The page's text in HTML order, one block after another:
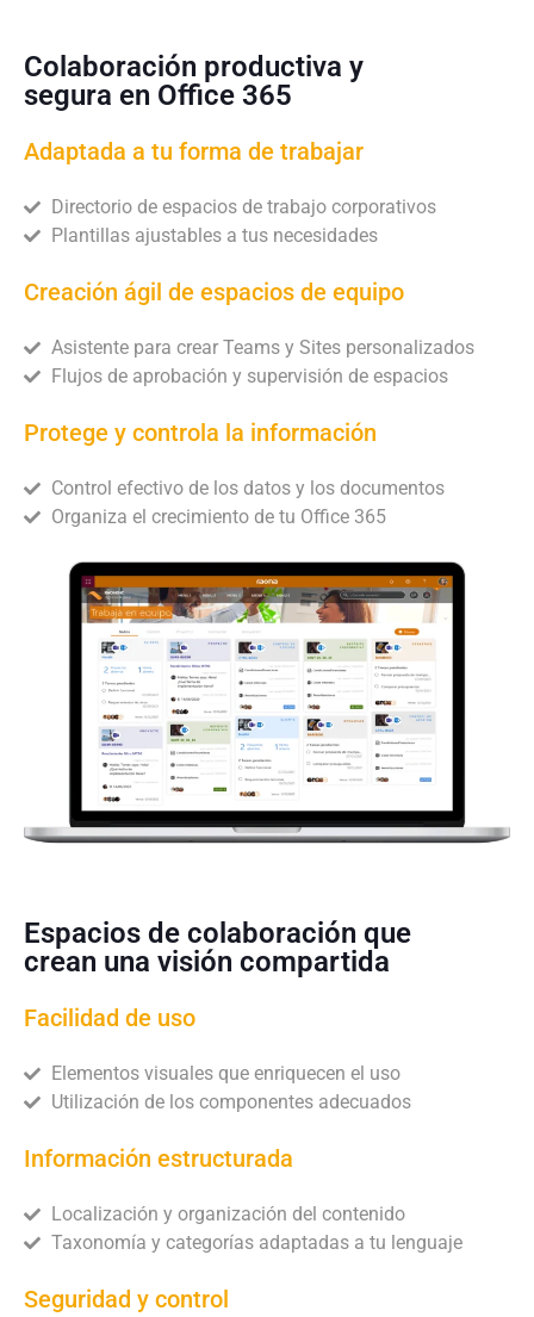
Colaboración productiva y
segura en Office 365
Adaptada a tu forma de trabajar
Directorio de espacios de trabajo corporativos
Plantillas ajustables a tus necesidades
Creación ágil de espacios de equipo
Asistente para crear Teams y Sites personalizados
Flujos de aprobación y supervisión de espacios
Protege y controla la información
Control efectivo de los datos y los documentos
Organiza el crecimiento de tu Office 365
Espacios de colaboración que
crean una visión compartida
Facilidad de uso
Elementos visuales que enriquecen el uso
Utilización de los componentes adecuados
Información estructurada
Localización y organización del contenido
Taxonomía y categorías adaptadas a tu lenguaje
Seguridad y control